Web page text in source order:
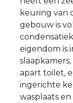
keuring van
gebouw is
eigendom is
apart toilet,
ingerichte
wasplaats